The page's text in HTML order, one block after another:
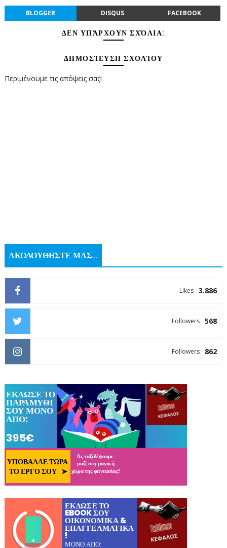
BLOGGER DISQUS FACEBOOK
ΔΕΝ ΥΠΆΡΧΟΥΝ ΣΧΌΛΙΑ:
ΔΗΜΟΣΊΕΥΣΗ ΣΧΟΛΊΟΥ
Περιμένουμε τις απόψεις σας!
ΑΚΟΛΟΥΘΗΣΤΕ ΜΑΣ...
3.886
Likes
568
Followers
862
Followers